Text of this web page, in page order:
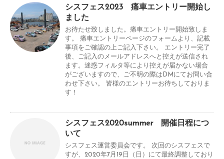
シスフェス2023 痛車エントリー開始し
ました
お待たせ致しました。痛車エントリー開始致しま
す。 痛車エントリーページのフォームより、記載
事項をご確認の上ご記入下さい。 エントリー完了
後、ご記入のメールアドレスへと控えが送信され
ます。迷惑フィルタ等により控えが届かない場合
がございますので、ご不明の際はDMにてお問い合
わせ下さい。 皆様のエントリーお待ちしておりま
す！
シスフェス2020summer 開催日程につ
いて
シスフェス運営委員会です。 次回のシスフェスで
すが、2020年7月19日（日）にて最終調整しており